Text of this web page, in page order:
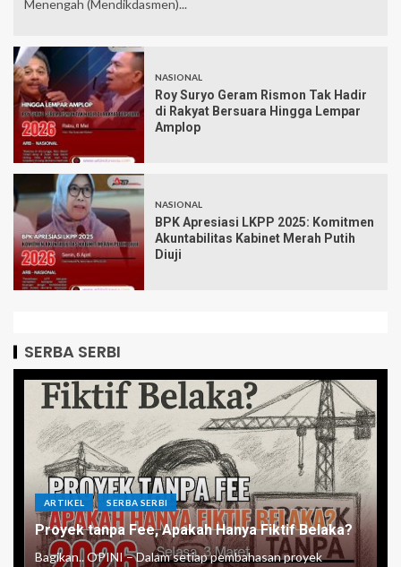
Menengah (Mendikdasmen)...
NASIONAL
Roy Suryo Geram Rismon Tak Hadir
di Rakyat Bersuara Hingga Lempar
Amplop
NASIONAL
BPK Apresiasi LKPP 2025: Komitmen
Akuntabilitas Kabinet Merah Putih
Diuji
SERBA SERBI
ARTIKEL SERBA SERBI
Proyek tanpa Fee, Apakah Hanya Fiktif Belaka?
Bagikan.. OPINI – Dalam setiap pembahasan proyek